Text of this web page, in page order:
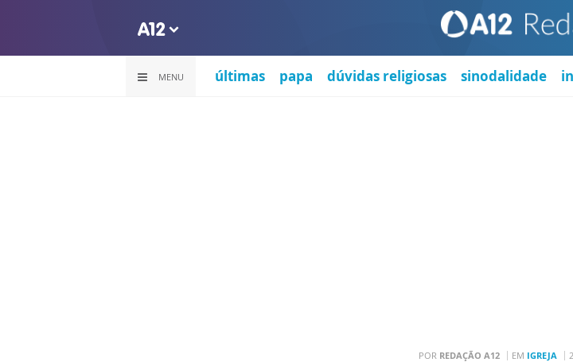
MENU últimas papa dúvidas religiosas sinodalidade
POR REDAÇÃO A12 EM IGREJA